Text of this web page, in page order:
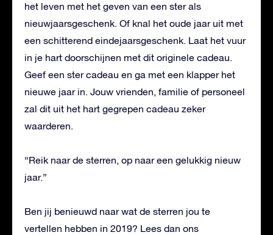
het leven met het geven van een ster als
nieuwjaarsgeschenk. Of knal het oude jaar uit met
een schitterend eindejaarsgeschenk. Laat het vuur
in je hart doorschijnen met dit originele cadeau.
Geef een ster cadeau en ga met een klapper het
nieuwe jaar in. Jouw vrienden, familie of personeel
zal dit uit het hart gegrepen cadeau zeker
waarderen.
“Reik naar de sterren, op naar een gelukkig nieuw
jaar.”
Ben jij benieuwd naar wat de sterren jou te
vertellen hebben in 2019? Lees dan ons